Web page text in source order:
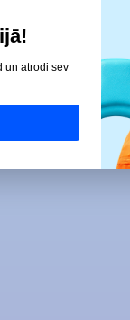
un atrodi sev